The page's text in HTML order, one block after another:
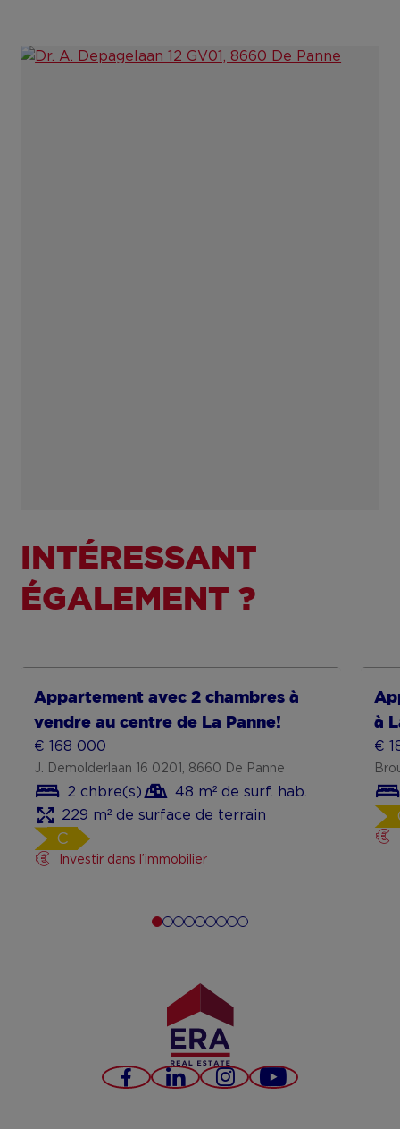
INTÉRESSANT
ÉGALEMENT ?
Appartement avec 2 chambres à
vendre au centre de La Panne!
€ 168 000
J. Demolderlaan 16 0201, 8660 De Panne
2 chbre(s)
48 m² de surf. hab.
229 m² de surface de terrain
C
Investir dans l’immobilier
Show more
à
€
Facebook
LinkedInInstagramYouTube